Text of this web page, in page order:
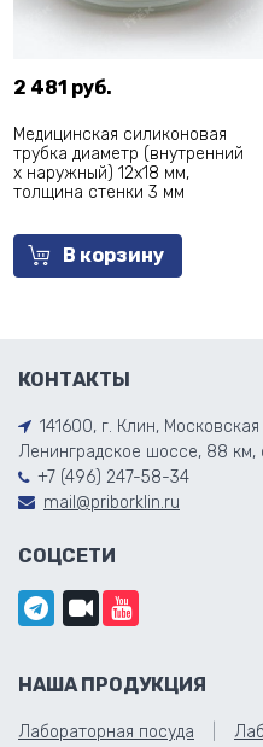
2 481 руб.
Медицинская силиконовая
трубка диаметр (внутренний
х наружный) 12х18 мм,
толщина стенки 3 мм
В корзину
КОНТАКТЫ
141600, г. Клин,
Ленинградское шоссе, 88 км,
+7 (496) 247-58-34
mail@priborklin.ru
СОЦСЕТИ
НАША ПРОДУКЦИЯ
Лабораторная посуда